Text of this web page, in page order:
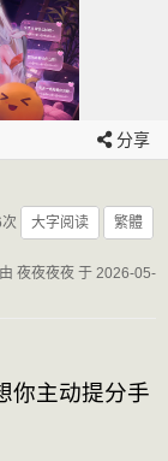
分享
大字阅读 繁體
由 夜夜夜夜 于 2026-05-
你主动提分手